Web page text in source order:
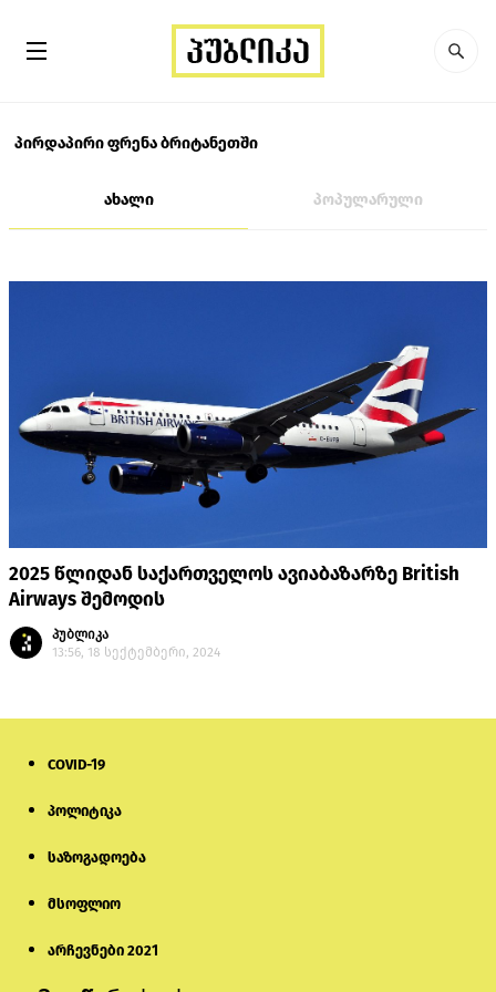
პირდაპირი ფრენა ბრიტანეთში
ახალი პოპულარული
2025 წლიდან საქართველოს ავიაბაზარზე British
Airways შემოდის
პუბლიკა
13:56, 18 სექტემბერი, 2024
COVID-19
პოლიტიკა
საზოგადოება
მსოფლიო
არჩევნები 2021